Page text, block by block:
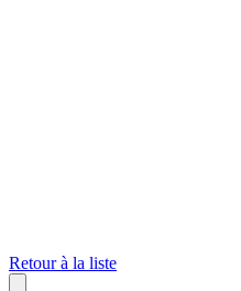
Retour à la liste